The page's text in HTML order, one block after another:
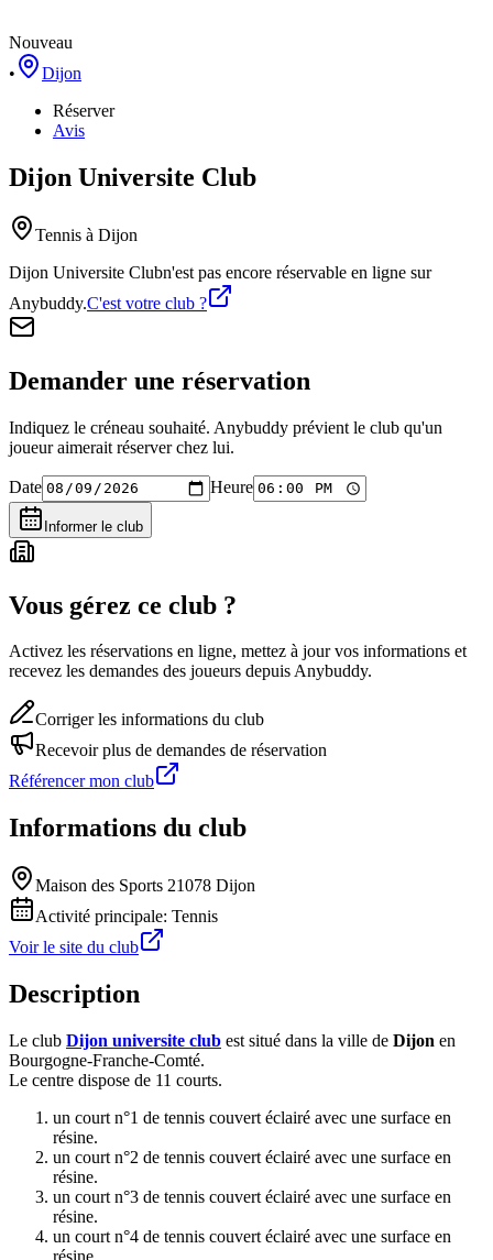
Nouveau
•
Dijon
Réserver
Avis
Dijon Universite Club
Tennis à Dijon
Dijon Universite Clubn'est pas encore réservable en ligne sur
Anybuddy.C'est votre club ?
Demander une réservation
Indiquez le créneau souhaité. Anybuddy prévient le club qu'un
joueur aimerait réserver chez lui.
Date Heure
Informer le club
Vous gérez ce club ?
Activez les réservations en ligne, mettez à jour vos informations et
recevez les demandes des joueurs depuis Anybuddy.
Corriger les informations du club
Recevoir plus de demandes de réservation
Référencer mon club
Informations du club
Maison des Sports 21078 Dijon
Activité principale: Tennis
Voir le site du club
Description
Le club Dijon universite club est situé dans la ville de Dijon en
Bourgogne-Franche-Comté.
Le centre dispose de 11 courts.
un court n°1 de tennis couvert éclairé avec une surface en
résine.
un court n°2 de tennis couvert éclairé avec une surface en
résine.
un court n°3 de tennis couvert éclairé avec une surface en
résine.
un court n°4 de tennis couvert éclairé avec une surface en
résine.